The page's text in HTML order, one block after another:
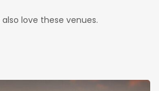
love these venues.